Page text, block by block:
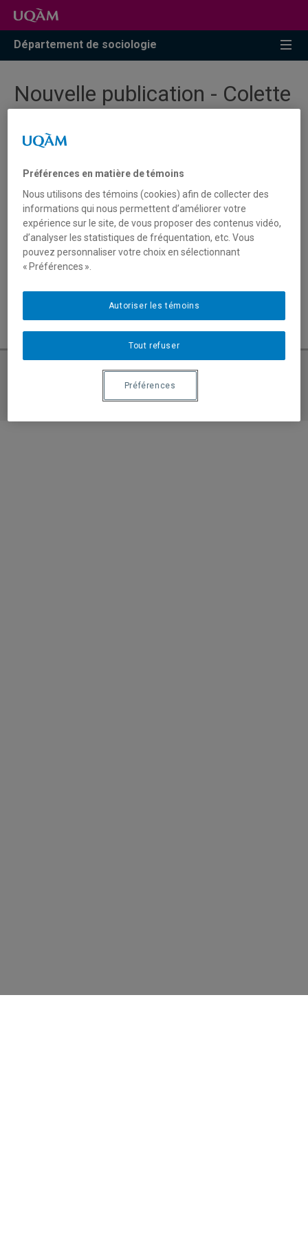
Accéder
recherche
Accéder
menu
pricipal
Accéder
zone
Département de sociologie
Nouvelle publication - Colette
Guillaumin dans les Cahiers
de Recherche Sociologique
Elsa Galerand, professeure au Département, a
codirigé avec Danielle Juteau et Linda Pietrantonio
un numéro spécial desCahiers de Recherche Sociologique
sur les travaux de Colette Guillaumin.
L'ensemble du numéro est disponible sur la plateforme
Éruditici .
TaggedElsa Galerand,Publication,Sociologie,UQAM
Demande d’admission
Préférences en matière de témoins
Nous utilisons des témoins (cookies) afin de collecter des
informations qui nous permettent d’améliorer votre
expérience sur le site, de vous proposer des contenus vidéo,
d’analyser les statistiques de fréquentation, etc. Vous
pouvez personnaliser votre choix en sélectionnant
« Préférences ».
Tout refuser
Autoriser les témoins
Préférences